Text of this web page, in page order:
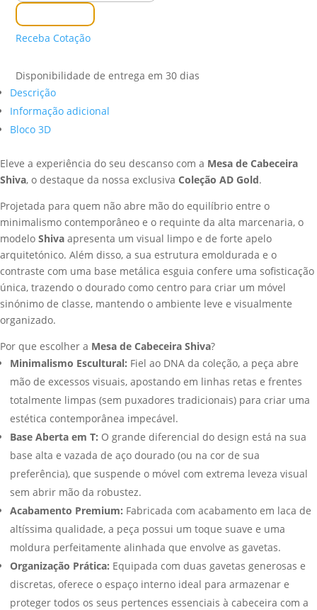
de
Cabeceira
Shiva
Receba Cotação
Disponibilidade de entrega em 30 dias
Descrição
Informação adicional
Bloco 3D
Eleve a experiência do seu descanso com a Mesa de Cabeceira
Shiva, o destaque da nossa exclusiva Coleção AD Gold.
Projetada para quem não abre mão do equilíbrio entre o
minimalismo contemporâneo e o requinte da alta marcenaria, o
modelo Shiva apresenta um visual limpo e de forte apelo
arquitetónico. Além disso, a sua estrutura emoldurada e o
contraste com uma base metálica esguia confere uma sofisticação
única, trazendo o dourado como centro para criar um móvel
sinónimo de classe, mantendo o ambiente leve e visualmente
organizado.
Por que escolher a Mesa de Cabeceira Shiva?
Minimalismo Escultural: Fiel ao DNA da coleção, a peça abre
mão de excessos visuais, apostando em linhas retas e frentes
totalmente limpas (sem puxadores tradicionais) para criar uma
estética contemporânea impecável.
Base Aberta em T: O grande diferencial do design está na sua
base alta e vazada de aço dourado (ou na cor de sua
preferência), que suspende o móvel com extrema leveza visual
sem abrir mão da robustez.
Acabamento Premium: Fabricada com acabamento em laca de
altíssima qualidade, a peça possui um toque suave e uma
moldura perfeitamente alinhada que envolve as gavetas.
Organização Prática: Equipada com duas gavetas generosas e
discretas, oferece o espaço interno ideal para armazenar e
proteger todos os seus pertences essenciais à cabeceira com a